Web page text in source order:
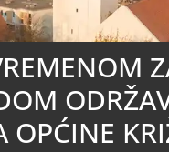
OPĆINE